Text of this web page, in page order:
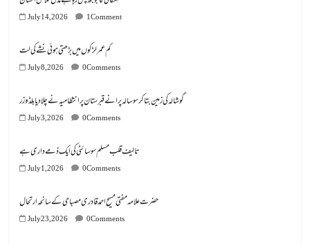
کم عمر لڑکوں میں بڑھتی ہوئی نشے کی لت
گوشالہ کی زمین بتا کر سوسالہ پرانے قبرستان پر انتظامیہ نے چلا دیا بلڈوزر
تالیف قلب مسلم سوسائٹی کی ایک ذمے داری ہے